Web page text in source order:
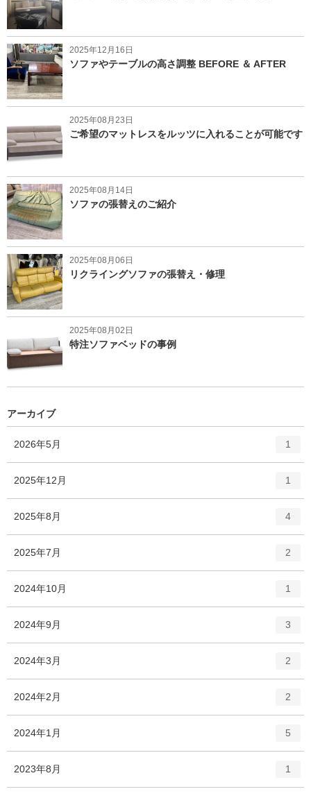
2025年12月16日
ソファやテーブルの高さ調整 BEFORE ＆ AFTER
2025年08月23日
ご希望のマットレスをルッツに入れることが可能です
2025年08月14日
ソファの張替えのご紹介
2025年08月06日
リクライングソファの張替え・修理
2025年08月02日
特注ソファベッドの事例
アーカイブ
2026年5月
リ
ー
1
2025年12月
ー
1
2025年8月
ー
数
4
2025年7月
リ
ー
2
2024年10月
ー
1
2024年9月
ー
3
2024年3月
ー
2
2024年2月
ー
2
2024年1月
ー
5
2023年8月 1